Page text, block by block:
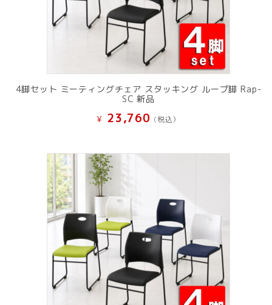
4脚セット ミーティングチェア スタッキング ループ脚 Rap-
SC 新品
¥ 23,760 (税込）